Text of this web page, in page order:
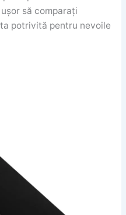
să comparați
potrivită pentru nevoile